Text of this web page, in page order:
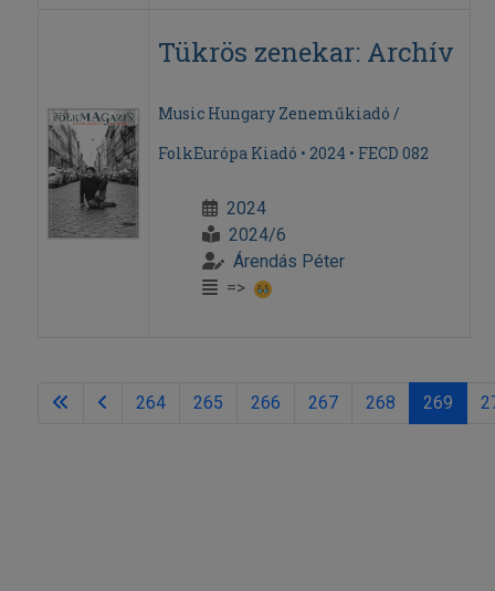
Tükrös zenekar: Archív
Music Hungary Zeneműkiadó /
FolkEurópa Kiadó • 2024 • FECD 082
2024
2024/6
Árendás Péter
=>
264 265 266 267 268 269